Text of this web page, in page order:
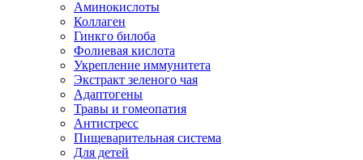
Аминокислоты
Коллаген
Гинкго билоба
Фолиевая кислота
Укрепление иммунитета
Экстракт зеленого чая
Адаптогены
Травы и гомеопатия
Антистресс
Пищеварительная система
Для детей